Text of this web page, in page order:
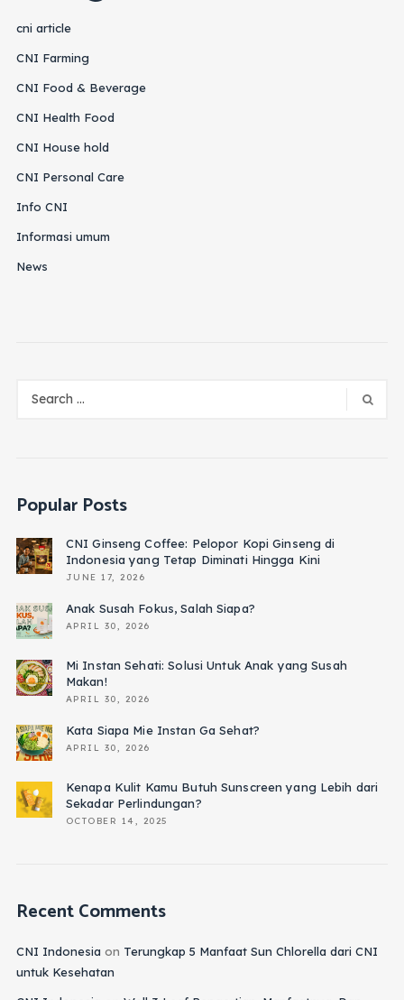
cni article
CNI Farming
CNI Food & Beverage
CNI Health Food
CNI House hold
CNI Personal Care
Info CNI
Informasi umum
News
Popular Posts
CNI Ginseng Coffee: Pelopor Kopi Ginseng di
Indonesia yang Tetap Diminati Hingga Kini
JUNE 17, 2026
Anak Susah Fokus, Salah Siapa?
APRIL 30, 2026
Mi Instan Sehati: Solusi Untuk Anak yang Susah
Makan!
APRIL 30, 2026
Kata Siapa Mie Instan Ga Sehat?
APRIL 30, 2026
Kenapa Kulit Kamu Butuh Sunscreen yang Lebih dari
Sekadar Perlindungan?
OCTOBER 14, 2025
Recent Comments
CNI Indonesia on Terungkap 5 Manfaat Sun Chlorella dari CNI
untuk Kesehatan